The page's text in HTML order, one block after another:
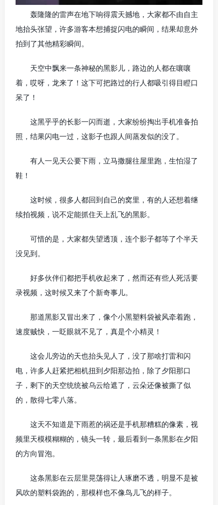
轰隆隆的雷声在地下响得震天撼地，大家都不由自主
地抬头张望，许多游客本想捕捉闪电的瞬间，结果却意外
拍到了其他精彩瞬间。
天空中飘来一条神秘的黑影儿，路边的人都在嚷嚷
着，哎呀，龙来了！这下可把路过的行人都吸引得目瞪口
呆了！
这黑乎乎的长影一闪而逝，大家纷纷掏出手机准备拍
照，结果闪电一过，这影子也跟人间蒸发似的没了。
有人一见天公要下雨，立马撒腿往屋里跑，生怕湿了
鞋！
这时候，很多人都回到自己的窝里，有的人还想着继
续拍视频，说不定能抓住天上乱飞的黑影。
可惜的是，大家都失望透顶，连个影子都等了个半天
没见到。
好多伙伴们都把手机收起来了，然而还有些人死活要
录视频，这时候又来了个新奇事儿。
那道黑影又冒出来了，像个小黑塑料袋被风牵着跑，
速度贼快，一眨眼就不见了，真是个小精灵！
这会儿旁边的天也抬头见人了，没了那啥打雷和闪
电，许多人赶紧把相机扭到夕阳那边拍，除了夕阳那口
子，剩下的天空统统被乌云给遮了，云朵还像被撕了似
的，散得七零八落。
这天不知道是下雨惹的祸还是手机那糟糕的像素，视
频里天模模糊糊的，镜头一转，最后看到一条黑影在夕阳
的方向冒泡。
这条黑影在云层里晃荡得让人琢磨不透，明显不是被
风吹的塑料袋跑的，那模样也不像鸟儿飞的样子。